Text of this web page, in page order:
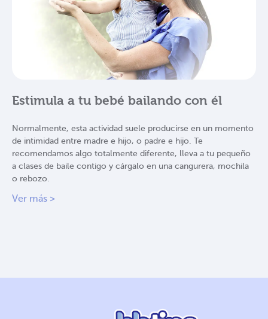
Estimula a tu bebé bailando con él
Normalmente, esta actividad suele producirse en un momento
de intimidad entre madre e hijo, o padre e hijo. Te
recomendamos algo totalmente diferente, lleva a tu pequeño
a clases de baile contigo y cárgalo en una cangurera, mochila
o rebozo.
Ver más >